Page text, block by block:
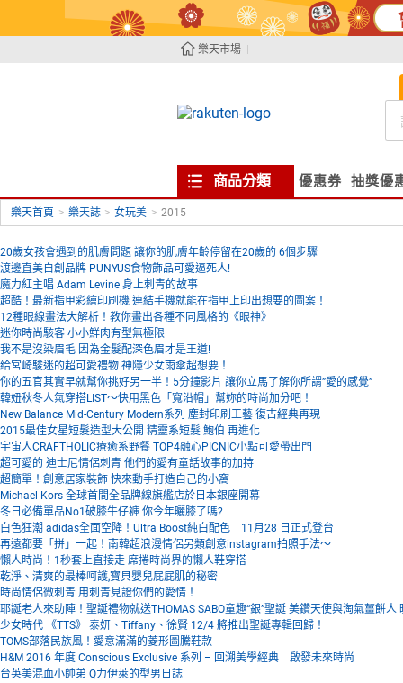
樂天市場
商品分類 優惠券 抽獎優
樂天首頁 > 樂天誌 > 女玩美 > 2015
20歲女孩會遇到的肌膚問題 讓你的肌膚年齡停留在20歲的 6個步驟
渡邊直美自創品牌 PUNYUS食物飾品可愛逼死人!
魔力紅主唱 Adam Levine 身上刺青的故事
超酷！最新指甲彩繪印刷機 連結手機就能在指甲上印出想要的圖案！
12種眼線畫法大解析！教你畫出各種不同風格的《眼神》
迷你時尚駭客 小小鮮肉有型無極限
我不是沒染眉毛 因為金髮配深色眉才是王道!
給宮崎駿迷的超可愛禮物 神隱少女雨傘超想要！
你的五官其實早就幫你挑好另一半！5分鐘影片 讓你立馬了解你所謂”愛的感覺”
韓妞秋冬人氣穿搭LIST～快用黑色「寬沿帽」幫妳的時尚加分吧！
New Balance Mid-Century Modern系列 塵封印刷工藝 復古經典再現
2015最佳女星短髮造型大公開 精靈系短髮 鮑伯 再進化
宇宙人CRAFTHOLIC療癒系野餐 TOP4融心PICNIC小點可愛帶出門
超可愛的 迪士尼情侶刺青 他們的愛有童話故事的加持
超簡單！創意居家裝飾 快來動手打造自己的小窩
Michael Kors 全球首間全品牌線旗艦店於日本銀座開幕
冬日必備單品No1破膝牛仔褲 你今年曬膝了嗎?
白色狂潮 adidas全面空降！Ultra Boost純白配色 11月28 日正式登台
再遠都要「拼」一起！南韓超浪漫情侶另類創意instagram拍照手法～
懶人時尚！1秒套上直接走 席捲時尚界的懶人鞋穿搭
乾淨、清爽的最棒呵護,寶貝嬰兒屁屁肌的秘密
時尚情侶微刺青 用刺青見證你們的愛情！
耶誕老人來助陣！聖誕禮物就送THOMAS SABO童趣“銀”聖誕 美鑽天使與淘氣薑餅人
少女時代 《TTS》 泰妍、Tiffany、徐賢 12/4 將推出聖誕專輯回歸！
TOMS部落民族風！愛意滿滿的菱形圖騰鞋款
H&M 2016 年度 Conscious Exclusive 系列 – 回溯美學經典 啟發未來時尚
台英美混血小帥弟 Q力伊萊的型男日誌